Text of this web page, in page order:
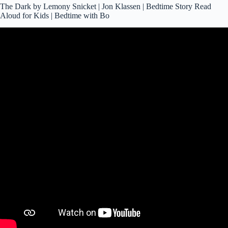
The Dark by Lemony Snicket | Jon Klassen | Bedtime Story Read
Aloud for Kids | Bedtime with Bo